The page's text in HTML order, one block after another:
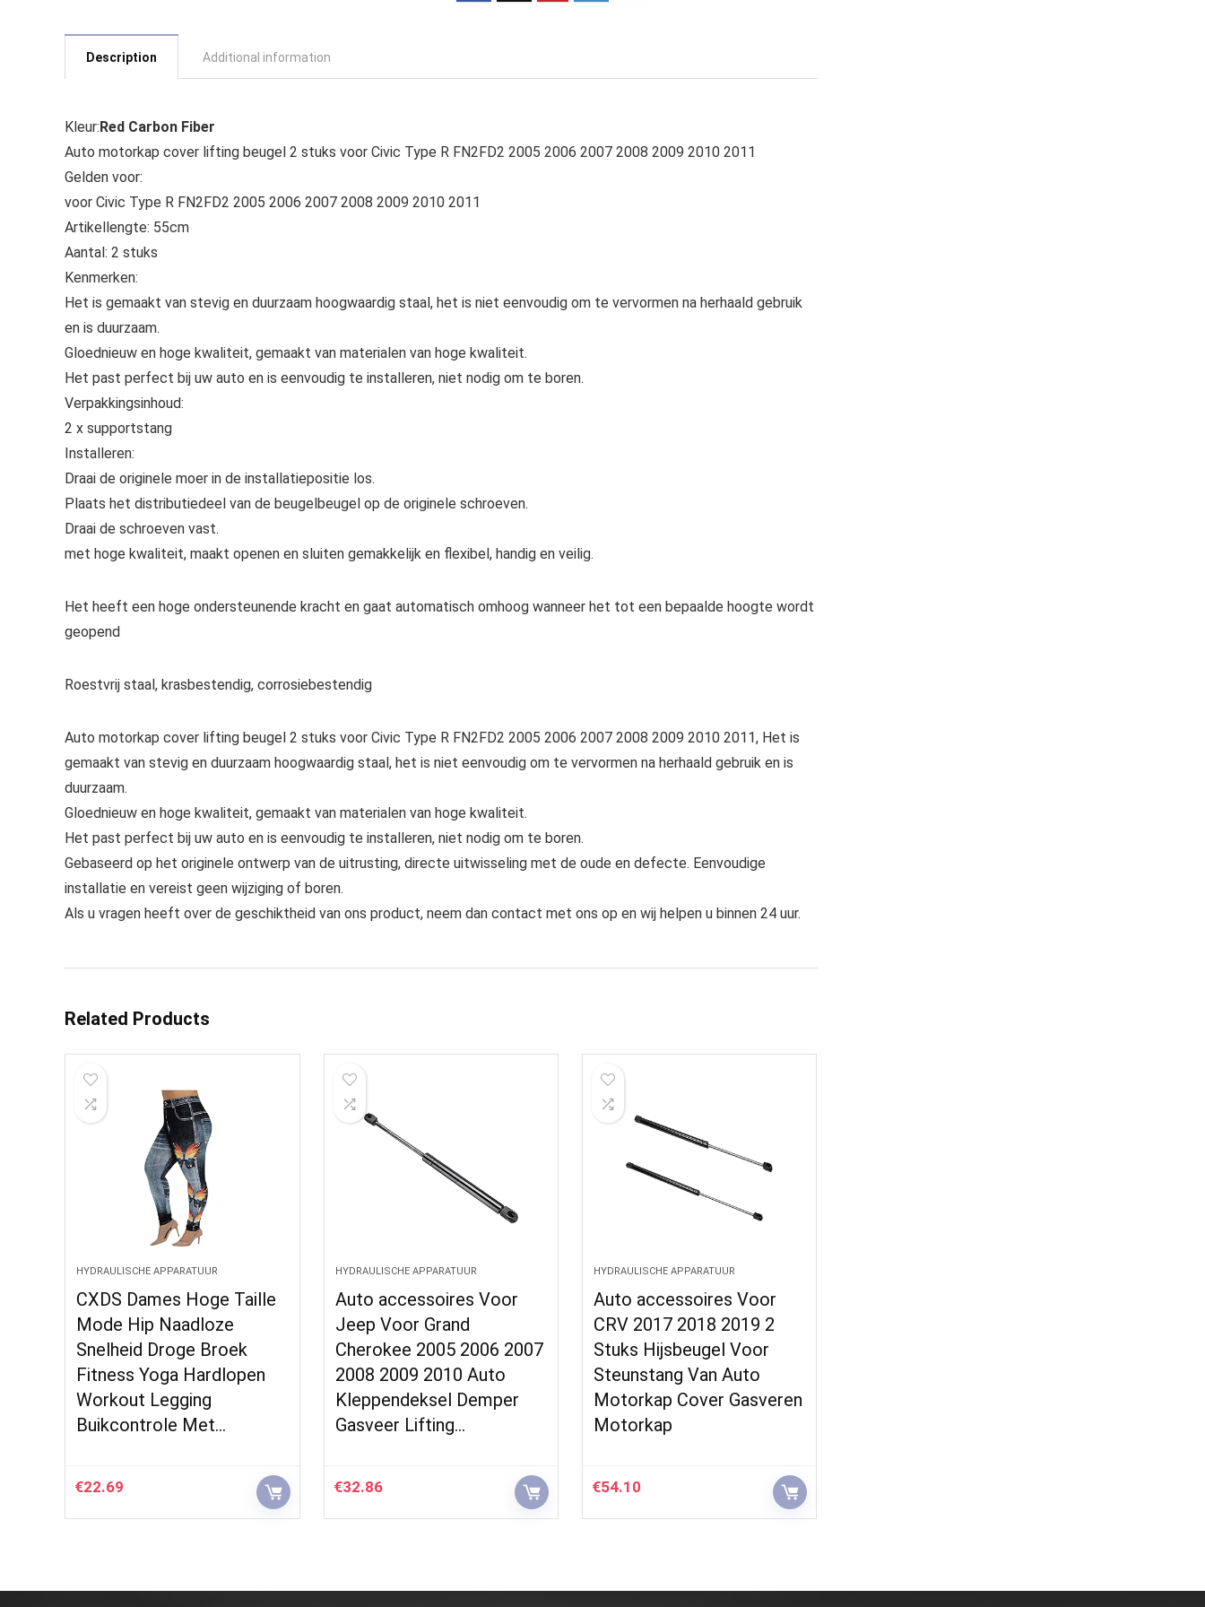
Description Additional information
Kleur:Red Carbon Fiber
Auto motorkap cover lifting beugel 2 stuks voor Civic Type R FN2FD2 2005 2006 2007 2008 2009 2010 2011
Gelden voor:
voor Civic Type R FN2FD2 2005 2006 2007 2008 2009 2010 2011
Artikellengte: 55cm
Aantal: 2 stuks
Kenmerken:
Het is gemaakt van stevig en duurzaam hoogwaardig staal, het is niet eenvoudig om te vervormen na herhaald gebruik
en is duurzaam.
Gloednieuw en hoge kwaliteit, gemaakt van materialen van hoge kwaliteit.
Het past perfect bij uw auto en is eenvoudig te installeren, niet nodig om te boren.
Verpakkingsinhoud:
2 x supportstang
Installeren:
Draai de originele moer in de installatiepositie los.
Plaats het distributiedeel van de beugelbeugel op de originele schroeven.
Draai de schroeven vast.
met hoge kwaliteit, maakt openen en sluiten gemakkelijk en flexibel, handig en veilig.
Het heeft een hoge ondersteunende kracht en gaat automatisch omhoog wanneer het tot een bepaalde hoogte wordt
geopend
Roestvrij staal, krasbestendig, corrosiebestendig
Auto motorkap cover lifting beugel 2 stuks voor Civic Type R FN2FD2 2005 2006 2007 2008 2009 2010 2011, Het is
gemaakt van stevig en duurzaam hoogwaardig staal, het is niet eenvoudig om te vervormen na herhaald gebruik en is
duurzaam.
Gloednieuw en hoge kwaliteit, gemaakt van materialen van hoge kwaliteit.
Het past perfect bij uw auto en is eenvoudig te installeren, niet nodig om te boren.
Gebaseerd op het originele ontwerp van de uitrusting, directe uitwisseling met de oude en defecte. Eenvoudige
installatie en vereist geen wijziging of boren.
Als u vragen heeft over de geschiktheid van ons product, neem dan contact met ons op en wij helpen u binnen 24 uur.
Related Products
HYDRAULISCHE APPARATUUR
CXDS Dames Hoge Taille
Mode Hip Naadloze
Snelheid Droge Broek
Fitness Yoga Hardlopen
Workout Legging
Buikcontrole Met…
€22.69
HYDRAULISCHE APPARATUUR
Auto accessoires Voor
Jeep Voor Grand
Cherokee 2005 2006 2007
2008 2009 2010 Auto
Kleppendeksel Demper
Gasveer Lifting…
€32.86
HYDRAULISCHE APPARATUUR
Auto accessoires Voor
CRV 2017 2018 2019 2
Stuks Hijsbeugel Voor
Steunstang Van Auto
Motorkap Cover Gasveren
Motorkap
€54.10